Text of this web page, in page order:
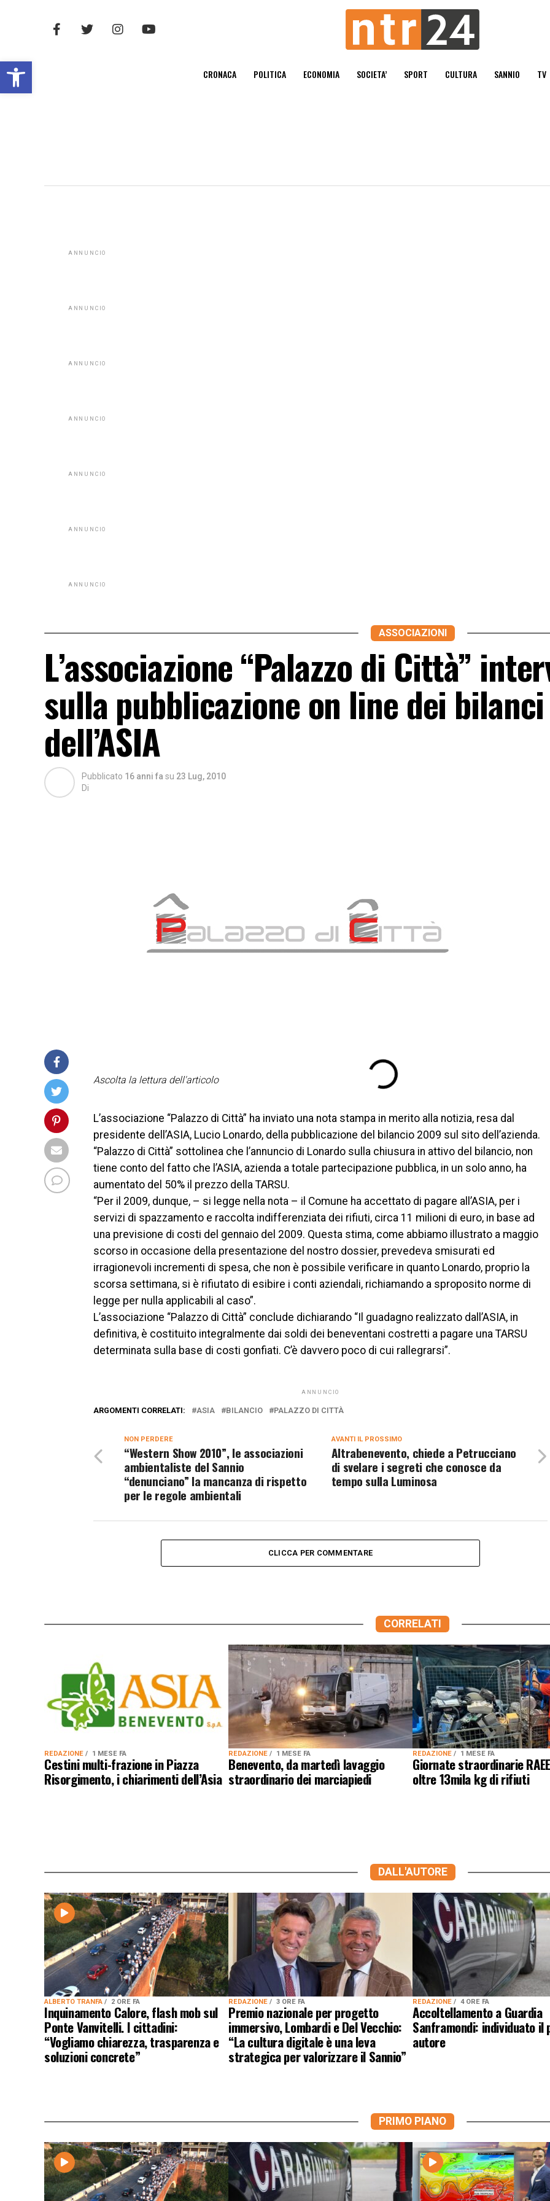
Open toolbar CRONACA POLITICA ECONOMIA SOCIETA’ SPORT CULTURA SANNIO TV
ANNUNCIO
ANNUNCIO
ANNUNCIO
ANNUNCIO
ANNUNCIO
ANNUNCIO
ANNUNCIO
ASSOCIAZIONI
L’associazione “Palazzo di Città”
sulla pubblicazione on line dei bilanci
dell’ASIA
Pubblicato 16 anni fa su 23 Lug, 2010
Di
Ascolta la lettura dell'articolo
L’associazione “Palazzo di Città” ha inviato una nota stampa in merito alla notizia, resa dal
presidente dell’ASIA, Lucio Lonardo, della pubblicazione del bilancio 2009 sul sito dell’azienda.
“Palazzo di Città” sottolinea che l’annuncio di Lonardo sulla chiusura in attivo del bilancio, non
tiene conto del fatto che l’ASIA, azienda a totale partecipazione pubblica, in un solo anno, ha
aumentato del 50% il prezzo della TARSU.
“Per il 2009, dunque, – si legge nella nota – il Comune ha accettato di pagare all’ASIA, per i
servizi di spazzamento e raccolta indifferenziata dei rifiuti, circa 11 milioni di euro, in base ad
una previsione di costi del gennaio del 2009. Questa stima, come abbiamo illustrato a maggio
scorso in occasione della presentazione del nostro dossier, prevedeva smisurati ed
irragionevoli incrementi di spesa, che non è possibile verificare in quanto Lonardo, proprio la
scorsa settimana, si è rifiutato di esibire i conti aziendali, richiamando a sproposito norme di
legge per nulla applicabili al caso”.
L’associazione “Palazzo di Città” conclude dichiarando “Il guadagno realizzato dall’ASIA, in
definitiva, è costituito integralmente dai soldi dei beneventani costretti a pagare una TARSU
determinata sulla base di costi gonfiati. C’è davvero poco di cui rallegrarsi”.
ANNUNCIO
ARGOMENTI CORRELATI: ASIA BILANCIO PALAZZO DI CITTÀ
AVANTI IL ​​PROSSIMO
Altrabenevento, chiede a Petrucciano
di svelare i segreti che conosce da
tempo sulla Luminosa
NON PERDERE
“Western Show 2010”, le associazioni
ambientaliste del Sannio
“denunciano” la mancanza di rispetto
per le regole ambientali
CLICCA PER COMMENTARE
CORRELATI
REDAZIONE 1 MESE FA
Cestini multi-frazione in Piazza
Risorgimento, i chiarimenti dell’Asia
REDAZIONE 1 MESE FA
Benevento, da martedì lavaggio
straordinario dei marciapiedi
REDAZIONE 1 MESE FA
Giornate straordinarie
oltre 13mila kg di rifiuti
DALL'AUTORE
ALBERTO TRANFA 2 ORE FA
Inquinamento Calore, flash mob sul
Ponte Vanvitelli. I cittadini:
“Vogliamo chiarezza, trasparenza e
soluzioni concrete”
REDAZIONE 3 ORE FA
Premio nazionale per progetto
immersivo, Lombardi e Del Vecchio:
“La cultura digitale è una leva
strategica per valorizzare il Sannio”
REDAZIONE 4 ORE FA
Accoltellamento a Guardia
Sanframondi: individuato il
autore
PRIMO PIANO